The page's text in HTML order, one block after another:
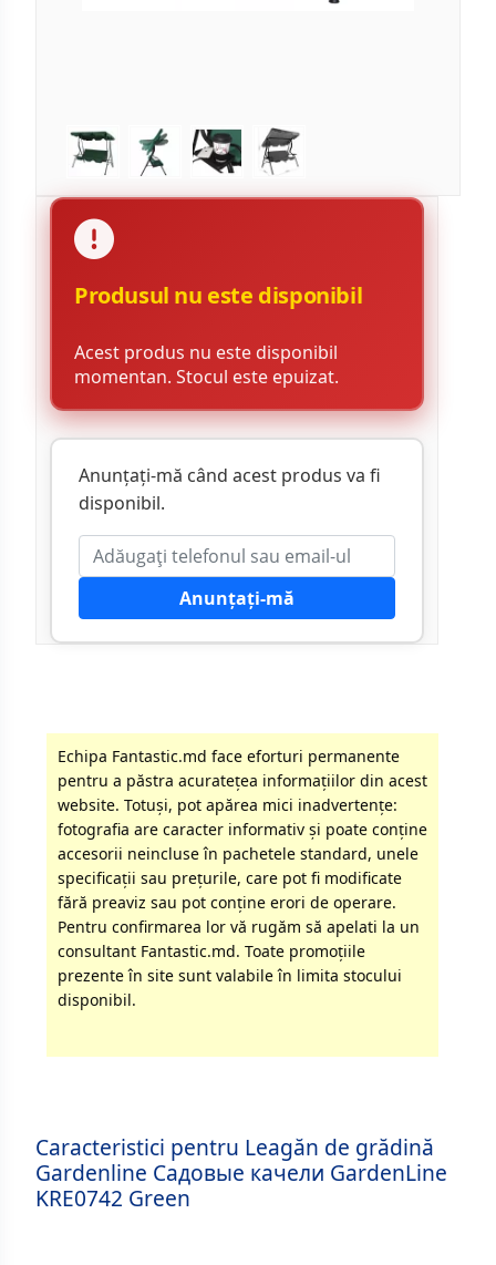
Produsul nu este disponibil
Acest produs nu este disponibil
momentan. Stocul este epuizat.
Anunțați-mă când acest produs va fi
disponibil.
Anunțați-mă
Echipa Fantastic.md face eforturi permanente
pentru a păstra acurateţea informaţiilor din acest
website. Totuși, pot apărea mici inadvertenţe:
fotografia are caracter informativ şi poate conţine
accesorii neincluse în pachetele standard, unele
specificaţii sau preţurile, care pot fi modificate
fără preaviz sau pot conţine erori de operare.
Pentru confirmarea lor vă rugăm să apelati la un
consultant Fantastic.md. Toate promoţiile
prezente în site sunt valabile în limita stocului
disponibil.
Caracteristici pentru Leagăn de grădină
Gardenline Садовые качели GardenLine
KRE0742 Green